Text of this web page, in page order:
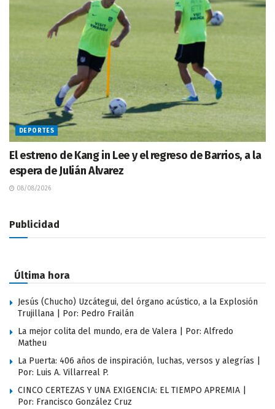
DEPORTES
El estreno de Kang in Lee y el regreso de Barrios, a la
espera de Julián Alvarez
08/08/2026
Publicidad
Última hora
Jesús (Chucho) Uzcátegui, del órgano acústico, a la Explosión
Trujillana | Por: Pedro Frailán
La mejor colita del mundo, era de Valera | Por: Alfredo
Matheu
La Puerta: 406 años de inspiración, luchas, versos y alegrías |
Por: Luis A. Villarreal P.
CINCO CERTEZAS Y UNA EXIGENCIA: EL TIEMPO APREMIA |
Por: Francisco González Cruz